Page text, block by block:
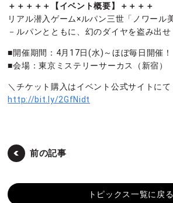
＋＋＋＋＋【イベント概要】＋＋＋＋
リアル潜入ゲーム×ルパン三世「ノワール
－ルパンとともに、幻のダイヤを盗み出せ
■開催期間：4月17日(水)～ほぼ毎日開催！
■会場：東京ミステリーサーカス（新宿）
＼チケット購入はイベント公式サイトにて
http://bit.ly/2GfNidt
前の記事
トピックス一覧に戻る